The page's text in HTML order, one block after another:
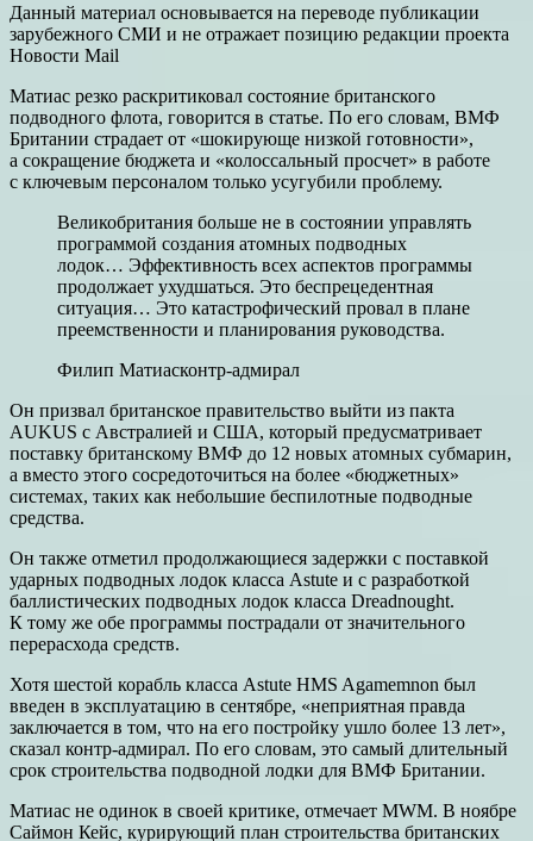
Данный материал основывается на переводе публикации
зарубежного СМИ и не отражает позицию редакции проекта
Новости Mail
Матиас резко раскритиковал состояние британского
подводного флота, говорится в статье. По его словам, ВМФ
Британии страдает от «шокирующе низкой готовности»,
а сокращение бюджета и «колоссальный просчет» в работе
с ключевым персоналом только усугубили проблему.
Великобритания больше не в состоянии управлять
программой создания атомных подводных
лодок… Эффективность всех аспектов программы
продолжает ухудшаться. Это беспрецедентная
ситуация… Это катастрофический провал в плане
преемственности и планирования руководства.
Филип Матиасконтр-адмирал
Он призвал британское правительство выйти из пакта
AUKUS с Австралией и США, который предусматривает
поставку британскому ВМФ до 12 новых атомных субмарин,
а вместо этого сосредоточиться на более «бюджетных»
системах, таких как небольшие беспилотные подводные
средства.
Он также отметил продолжающиеся задержки с поставкой
ударных подводных лодок класса Astute и с разработкой
баллистических подводных лодок класса Dreadnought.
К тому же обе программы пострадали от значительного
перерасхода средств.
Хотя шестой корабль класса Astute HMS Agamemnon был
введен в эксплуатацию в сентябре, «неприятная правда
заключается в том, что на его постройку ушло более 13 лет»,
сказал контр-адмирал. По его словам, это самый длительный
срок строительства подводной лодки для ВМФ Британии.
Матиас не одинок в своей критике, отмечает MWM. В ноябре
Саймон Кейс, курирующий план строительства британских